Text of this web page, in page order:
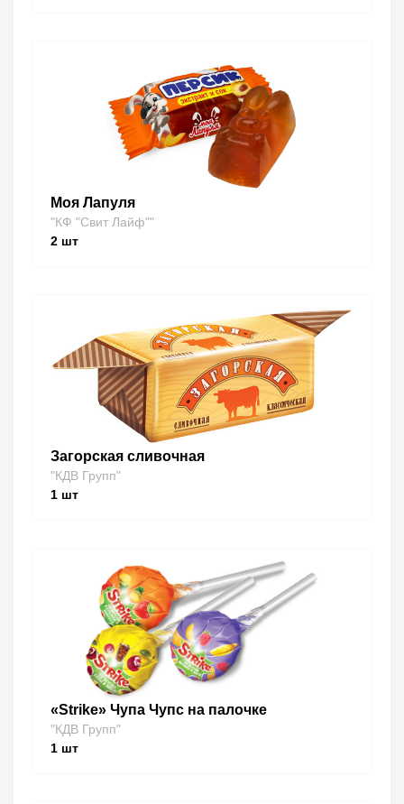
Моя Лапуля
"КФ "Свит Лайф""
2 шт
Загорская сливочная
"КДВ Групп"
1 шт
«Strike» Чупа Чупс на палочке
"КДВ Групп"
1 шт